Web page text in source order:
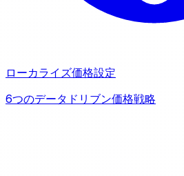
ローカライズ価格設定
6つのデータドリブン価格戦略